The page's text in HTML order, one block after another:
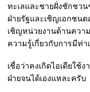
ทะเลและชายฝั่งชักชว
ฝ่ายรัฐและเชิญเอกชน
เชิญหน่วยงานด้านควา
ความรู้เกี่ยวกับการมีท่า
เชื่อว่าคงเกิดไอเดียใช้
ฝ่ายจนได้เองแหละครับ